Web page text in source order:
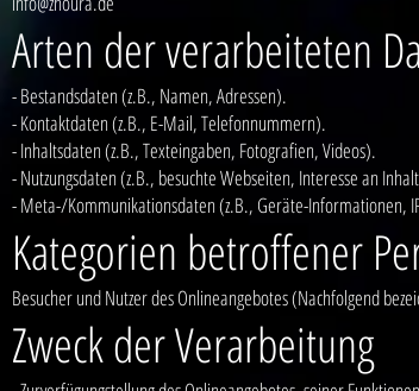
Arten der verarbeiteten
- Bestandsdaten (z.B., Namen, Adressen).
- Kontaktdaten (z.B., E-Mail, Telefonnummern).
- Inhaltsdaten (z.B., Texteingaben, Fotografien, Videos).
- Nutzungsdaten (z.B., besuchte Webseiten, Interesse an
- Meta-/Kommunikationsdaten (z.B., Geräte-Informationen,
Kategorien betroffener
Besucher und Nutzer des Onlineangebotes (Nachfolgend
Zweck der Verarbeitung